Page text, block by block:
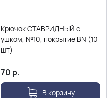
Крючок СТАВРИДНЫЙ с
ушком, №10, покрытие BN (10
шт)
70 р.
В корзину